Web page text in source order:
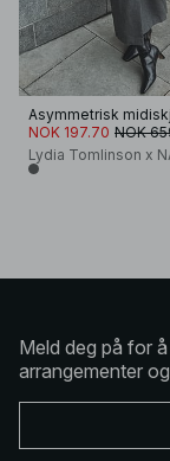
NOK 197.70 NOK
Lydia Tomlinson x
Meld deg på for
arrangementer